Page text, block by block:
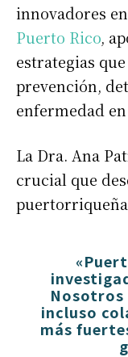
innovadores
Puerto Rico,
estrategias
prevención,
enfermedad
La Dra. Ana
crucial que
Nosotros
incluso
más